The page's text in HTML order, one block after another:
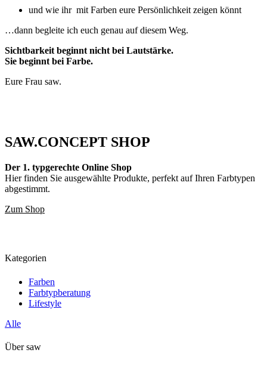
und wie ihr mit Farben eure Persönlichkeit zeigen könnt
…dann begleite ich euch genau auf diesem Weg.
Sichtbarkeit beginnt nicht bei Lautstärke.
Sie beginnt bei Farbe.
Eure Frau saw.
SAW.CONCEPT SHOP
Der 1. typgerechte Online Shop
Hier finden Sie ausgewählte Produkte, perfekt auf Ihren Farbtypen
abgestimmt.
Zum Shop
Kategorien
Farben
Farbtypberatung
Lifestyle
Alle
Über saw